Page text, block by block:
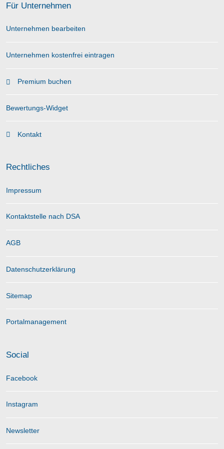
Für Unternehmen
Unternehmen bearbeiten
Unternehmen kostenfrei eintragen
Premium buchen
Bewertungs-Widget
Kontakt
Rechtliches
Impressum
Kontaktstelle nach DSA
AGB
Datenschutzerklärung
Sitemap
Portalmanagement
Social
Facebook
Instagram
Newsletter